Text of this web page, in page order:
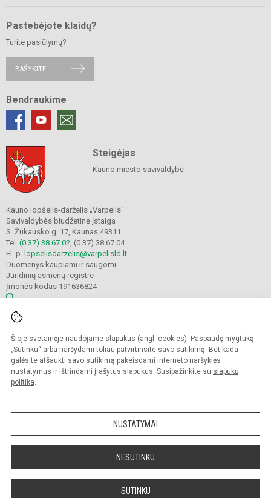
Šioje svetainėje naudojame slapukus (angl. cookies). Paspaudę mygtuką
„Sutinku“ arba naršydami toliau patvirtinsite savo sutikimą. Bet kada
galėsite atšaukti savo sutikimą pakeisdami interneto naršyklės
nustatymus ir ištrindami įrašytus slapukus. Susipažinkite su slapukų
politika.
NUSTATYMAI
NESUTINKU
SUTINKU
Pastebėjote klaidų?
Turite pasiūlymų?
RAŠYKITE
Bendraukime
Steigėjas
Kauno miesto savivaldybė
Kauno lopšelis-darželis „Varpelis“
Savivaldybės biudžetinė įstaiga
S. Žukausko g. 17, Kaunas 49311
Tel. (0 37) 38 67 02 , (0 37) 38 67 04
El. p.
lopselisdarzelis@varpelisld.lt
Duomenys kaupiami ir saugomi
Juridinių asmenų registre
Įmonės kodas 191636824
Kopijuoti turinį be raštiško įstaigos administracijos sutikimo griežtai draudžiama.
Prieinamumo paraiška Slapukų politika
Sumanus būdas atnaujinti